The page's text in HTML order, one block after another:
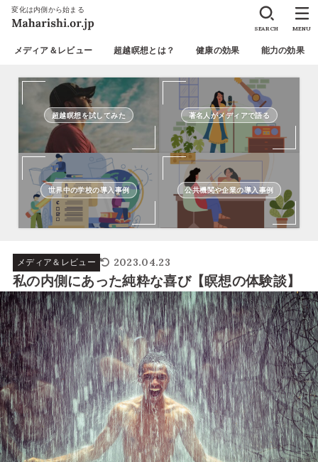
変化は内側から始まる
メディア＆レビュー 超越瞑想とは？ 健康の効果 能力の効果
SEARCH MENU
超越瞑想を試してみた 著名人がメディアで語る
世界中の学校の導入事例 公共機関や企業の導入事例
メディア＆レビュー 2023.04.23
私の内側にあった純粋な喜び【瞑想の体験談】